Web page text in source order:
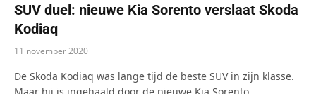
SUV duel: nieuwe Kia Sorento verslaat Skoda
Kodiaq
11 november 2020
De Skoda Kodiaq was lange tijd de beste SUV in zijn klasse.